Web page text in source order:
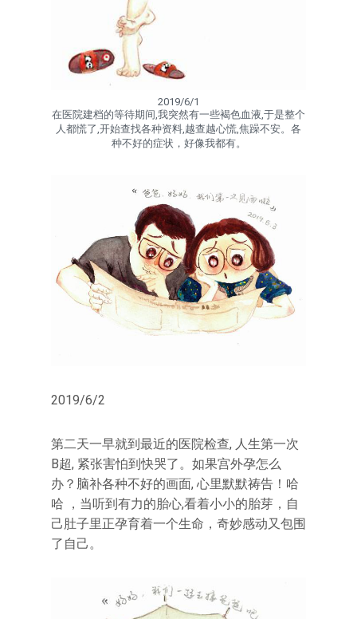
2019/6/1
在医院建档的等待期间,我突然有一些褐色血液,于是整个
人都慌了,开始查找各种资料,越查越心慌,焦躁不安。各
种不好的症状，好像我都有。
2019/6/2
第二天一早就到最近的医院检查, 人生第一次
B超, 紧张害怕到快哭了。如果宫外孕怎么
办？脑补各种不好的画面, 心里默默祷告！哈
哈 ，当听到有力的胎心,看着小小的胎芽，自
己肚子里正孕育着一个生命，奇妙感动又包围
了自己。